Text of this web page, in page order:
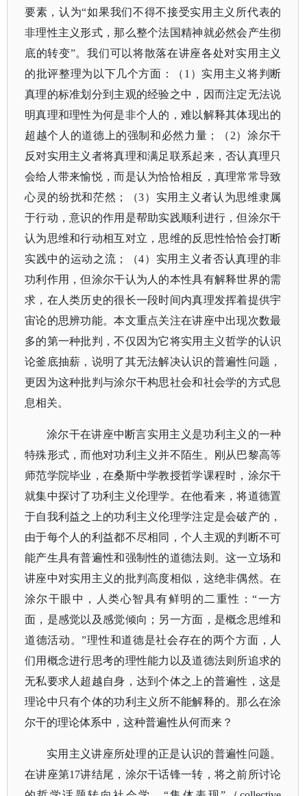
要素，认为“如果我们不得不接受实用主义所代表的
非理性主义形式，那么整个法国精神就必然会产生彻
底的转变”。我们可以将散落在讲座各处对实用主义
的批评整理为以下几个方面：（1）实用主义将判断
真理的标准划分到主观的经验之中，因而注定无法说
明真理和理性为何是非个人的，难以解释其体现出的
超越个人的道德上的强制和必然力量；（2）涂尔干
反对实用主义者将真理和满足联系起来，否认真理只
会给人带来愉悦，而是认为恰恰相反，真理常常导致
心灵的纷扰和茫然；（3）实用主义者认为思维隶属
于行动，意识的作用是帮助实践顺利进行，但涂尔干
认为思维和行动相互对立，思维的反思性恰恰会打断
实践中的运动之流；（4）实用主义者否认真理的非
功利作用，但涂尔干认为人的本性具有解释世界的需
求，在人类历史的很长一段时间内真理发挥着提供宇
宙论的思辨功能。本文重点关注在讲座中出现次数最
多的第一种批判，不仅因为它将实用主义哲学的认识
论釜底抽薪，说明了其无法解决认识的普遍性问题，
更因为这种批判与涂尔干构思社会和社会学的方式息
息相关。
涂尔干在讲座中断言实用主义是功利主义的一种
特殊形式，而他对功利主义并不陌生。刚从巴黎高等
师范学院毕业，在桑斯中学教授哲学课程时，涂尔干
就集中探讨了功利主义伦理学。在他看来，将道德置
于自我利益之上的功利主义伦理学注定是会破产的，
由于每个人的利益都不尽相同，个人主观的判断不可
能产生具有普遍性和强制性的道德法则。这一立场和
讲座中对实用主义的批判高度相似，这绝非偶然。在
涂尔干眼中，人类心智具有鲜明的二重性：“一方
面，是感觉以及感觉倾向；另一方面，是概念思维和
道德活动。”理性和道德是社会存在的两个方面，人
们用概念进行思考的理性能力以及道德法则所追求的
无私要求人超越自身，达到个体之上的普遍性，这是
理论中只有个体的功利主义所不能解释的。那么在涂
尔干的理论体系中，这种普遍性从何而来？
实用主义讲座所处理的正是认识的普遍性问题。
在讲座第17讲结尾，涂尔干话锋一转，将之前所讨论